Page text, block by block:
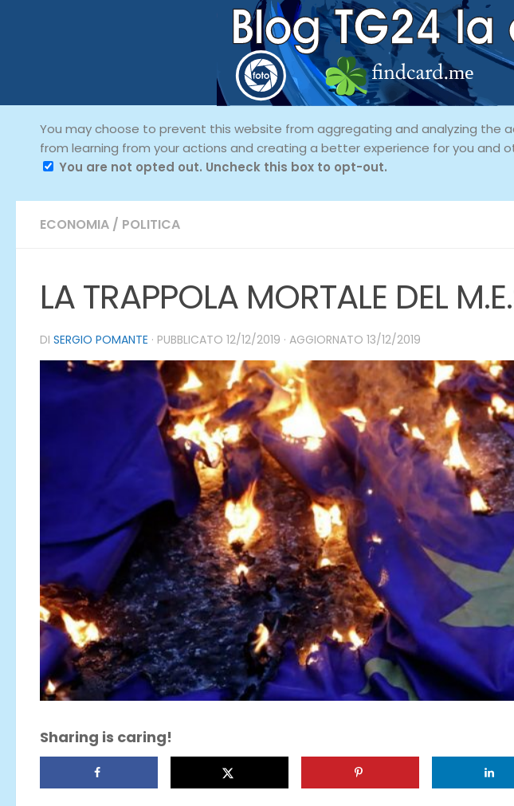
You may choose to prevent this website from aggregating and analyzing the
from learning from your actions and creating a better experience for you and
You are not opted out. Uncheck this box to opt-out.
ECONOMIA / POLITICA
LA TRAPPOLA MORTALE DEL
DI SERGIO POMANTE · PUBBLICATO 12/12/2019 · AGGIORNATO 13/12/2019
Sharing is caring!